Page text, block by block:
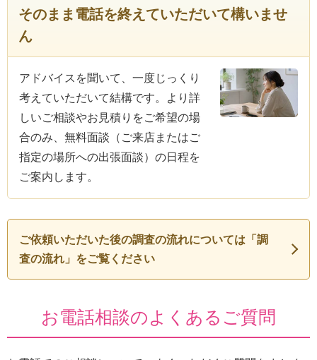
そのまま電話を終えていただいて構いませ
ん
アドバイスを聞いて、一度じっくり
考えていただいて結構です。より詳
しいご相談やお見積りをご希望の場
合のみ、無料面談（ご来店またはご
指定の場所への出張面談）の日程を
ご案内します。
ご依頼いただいた後の調査の流れについては「調
査の流れ」をご覧ください
お電話相談のよくあるご質問